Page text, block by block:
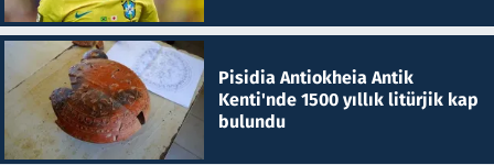
Pisidia Antiokheia Antik
Kenti'nde 1500 yıllık litürjik kap
bulundu